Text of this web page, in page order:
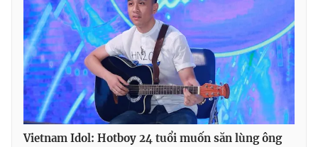
THỜI BÁO VTV
Theo dõi báo trên
Vietnam Idol: Hotboy 24 tuổi muốn săn lùng ông